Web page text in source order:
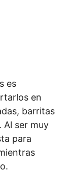
es
en
barritas
Al ser muy
para